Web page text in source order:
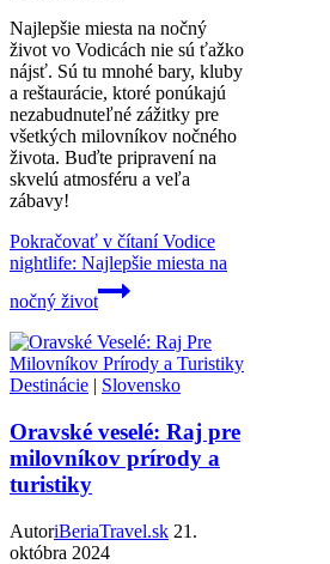
Najlepšie miesta na nočný
život vo Vodicách nie sú ťažko
nájsť. Sú tu mnohé bary, kluby
a reštaurácie, ktoré ponúkajú
nezabudnuteľné zážitky pre
všetkých milovníkov nočného
života. Buďte pripravení na
skvelú atmosféru a veľa
zábavy!
Pokračovať v čítaníVodice
nightlife: Najlepšie miesta na
nočný život
Destinácie | Slovensko
Oravské veselé: Raj pre
milovníkov prírody a
turistiky
AutoriBeriaTravel.sk 21.
októbra 2024